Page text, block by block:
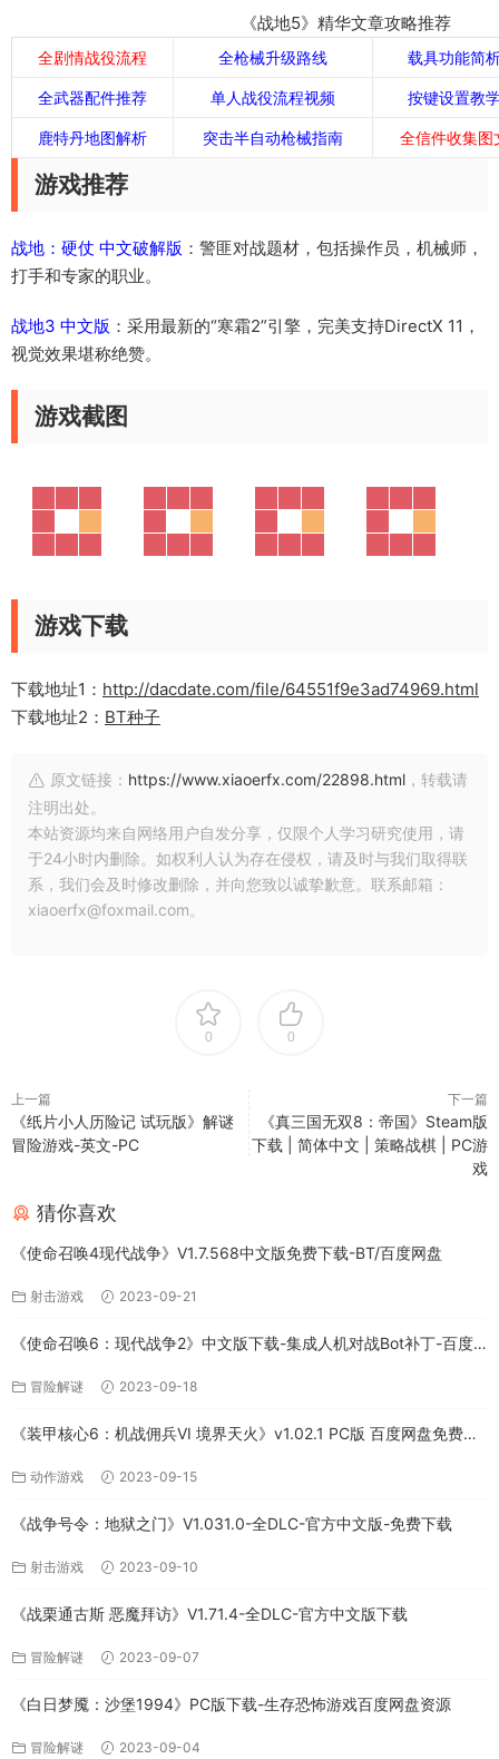
《战地5》精华文章攻略推荐
全剧情战役流程 全枪械升级路线 载具功能简
全武器配件推荐 单人战役流程视频 按键设置教
鹿特丹地图解析 突击半自动枪械指南 全信件收集图
游戏推荐
战地：硬仗 中文破解版 ：警匪对战题材，包括操作员，机械师，
打手和专家的职业。
战地3 中文版 ：采用最新的“寒霜2”引擎，完美支持DirectX 11，
视觉效果堪称绝赞。
游戏截图
游戏下载
下载地址1： http://dacdate.com/file/64551f9e3ad74969.html
下载地址2： BT种子
原文链接： https://www.xiaoerfx.com/22898.html ，转载请
注明出处。
本站资源均来自网络用户自发分享，仅限个人学习研究使用，请
于24小时内删除。如权利人认为存在侵权，请及时与我们取得联
系，我们会及时修改删除，并向您致以诚挚歉意。联系邮箱：
xiaoerfx@foxmail.com。
0 0
上一篇
《纸片小人历险记 试玩版》解谜
冒险游戏-英文-PC
下一篇
《真三国无双8：帝国》Steam版
下载 | 简体中文 | 策略战棋 | PC游
戏
猜你喜欢
《使命召唤4现代战争》V1.7.568中文版免费下载-BT/百度网盘
射击游戏 2023-09-21
《使命召唤6：现代战争2》中文版下载-集成人机对战Bot补丁-百度
冒险解谜 2023-09-18
《装甲核心6：机战佣兵VI 境界天火》v1.02.1 PC版 百度网盘免费下
动作游戏 2023-09-15
《战争号令：地狱之门》V1.031.0-全DLC-官方中文版-免费下载
射击游戏 2023-09-10
《战栗通古斯 恶魔拜访》V1.71.4-全DLC-官方中文版下载
冒险解谜 2023-09-07
《白日梦魇：沙堡1994》PC版下载-生存恐怖游戏百度网盘资源
冒险解谜 2023-09-04